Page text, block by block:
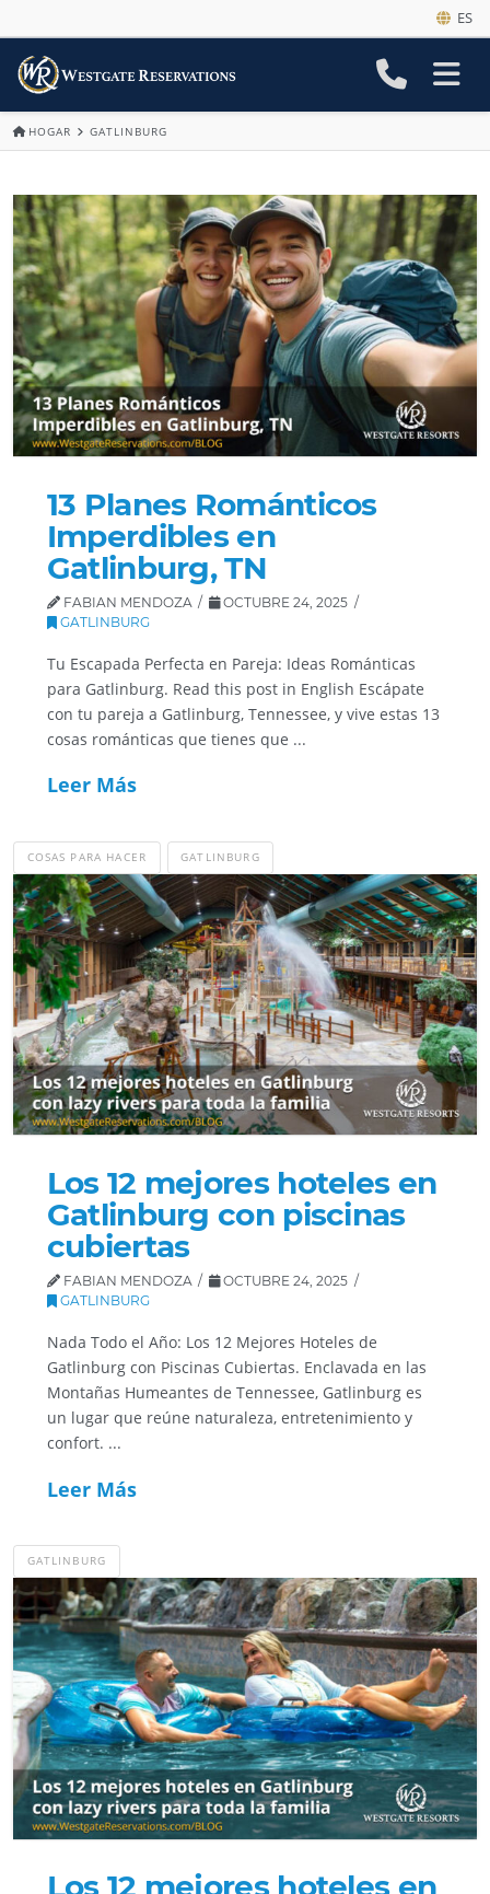
ES
HOGAR GATLINBURG
13 Planes Románticos
Imperdibles en
Gatlinburg, TN
FABIAN MENDOZA
OCTUBRE 24, 2025
GATLINBURG
Tu Escapada Perfecta en Pareja: Ideas Románticas
para Gatlinburg. Read this post in English Escápate
con tu pareja a Gatlinburg, Tennessee, y vive estas 13
cosas románticas que tienes que ...
Leer Más
COSAS PARA HACER GATLINBURG
Los 12 mejores hoteles en
Gatlinburg con piscinas
cubiertas
FABIAN MENDOZA
OCTUBRE 24, 2025
GATLINBURG
Nada Todo el Año: Los 12 Mejores Hoteles de
Gatlinburg con Piscinas Cubiertas. Enclavada en las
Montañas Humeantes de Tennessee, Gatlinburg es
un lugar que reúne naturaleza, entretenimiento y
confort. ...
Leer Más
GATLINBURG